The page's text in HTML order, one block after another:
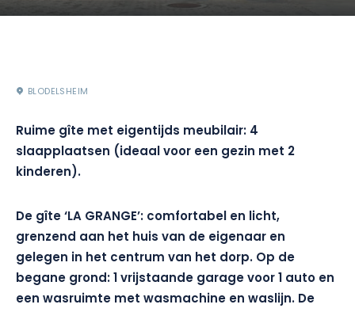
BLODELSHEIM
Ruime gîte met eigentijds meubilair: 4
slaapplaatsen (ideaal voor een gezin met 2
kinderen).
De gîte ‘LA GRANGE’: comfortabel en licht,
grenzend aan het huis van de eigenaar en
gelegen in het centrum van het dorp. Op de
begane grond: 1 vrijstaande garage voor 1 auto en
een wasruimte met wasmachine en waslijn. De